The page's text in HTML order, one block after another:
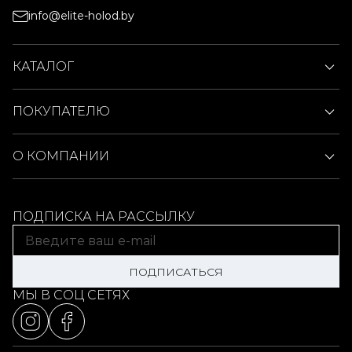
info@elite-holod.by
КАТАЛОГ
ПОКУПАТЕЛЮ
О КОМПАНИИ
ПОДПИСКА НА РАССЫЛКУ
ПОДПИСАТЬСЯ
МЫ В СОЦ СЕТЯХ